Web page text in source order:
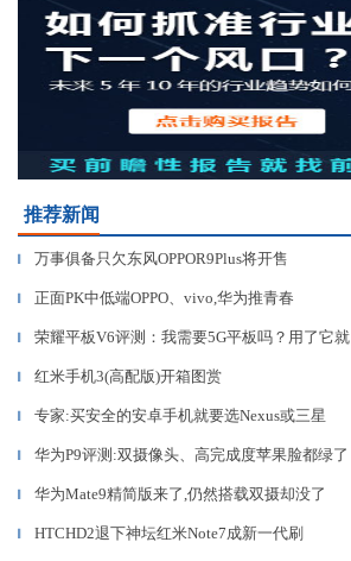
推荐新闻
▎ 万事俱备只欠东风OPPOR9Plus将开售
▎ 正面PK中低端OPPO、vivo,华为推青春
▎ 荣耀平板V6评测：我需要5G平板吗？用了它就
▎ 红米手机3(高配版)开箱图赏
▎ 专家:买安全的安卓手机就要选Nexus或三星
▎ 华为P9评测:双摄像头、高完成度苹果脸都绿了
▎ 华为Mate9精简版来了,仍然搭载双摄却没了
▎ HTCHD2退下神坛红米Note7成新一代刷